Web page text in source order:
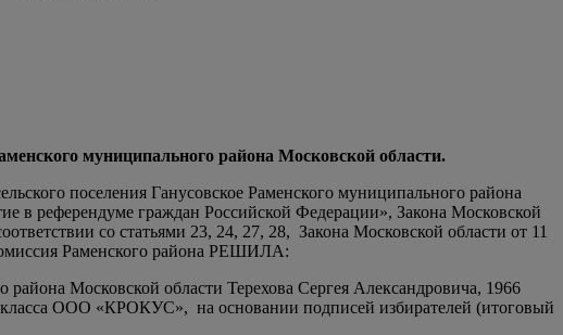
муниципального района Московской области.
поселения Ганусовское Раменского муниципального района
в референдуме граждан Российской Федерации», Закона Московской
со статьями 23, 24, 27, 28, Закона Московской области от 11
Раменского района РЕШИЛА:
района Московской области Терехова Сергея Александровича, 1966
класса ООО «КРОКУС», на основании подписей избирателей (итоговый